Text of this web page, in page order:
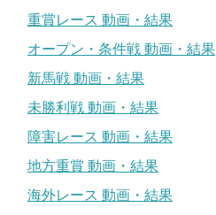
重賞レース 動画・結果
オープン・条件戦 動画・結果
新馬戦 動画・結果
未勝利戦 動画・結果
障害レース 動画・結果
地方重賞 動画・結果
海外レース 動画・結果